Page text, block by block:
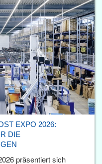
EXPO 2026:
DIE
präsentiert sich